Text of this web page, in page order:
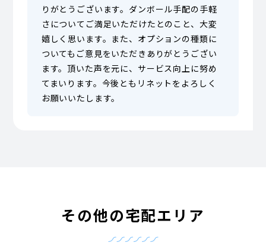
りがとうございます。ダンボール手配の手軽
さについてご満足いただけたとのこと、大変
嬉しく思います。また、オプションの種類に
ついてもご意見をいただきありがとうござい
ます。頂いた声を元に、サービス向上に努め
てまいります。今後ともリネットをよろしく
お願いいたします。
その他の宅配エリア